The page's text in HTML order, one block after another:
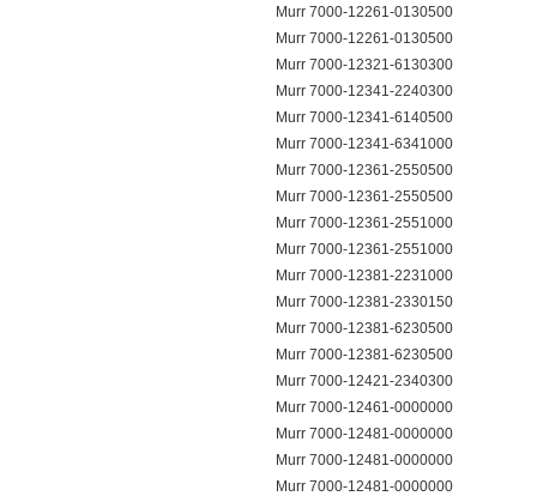
Murr 7000-12261-0130500
Murr 7000-12261-0130500
Murr 7000-12321-6130300
Murr 7000-12341-2240300
Murr 7000-12341-6140500
Murr 7000-12341-6341000
Murr 7000-12361-2550500
Murr 7000-12361-2550500
Murr 7000-12361-2551000
Murr 7000-12361-2551000
Murr 7000-12381-2231000
Murr 7000-12381-2330150
Murr 7000-12381-6230500
Murr 7000-12381-6230500
Murr 7000-12421-2340300
Murr 7000-12461-0000000
Murr 7000-12481-0000000
Murr 7000-12481-0000000
Murr 7000-12481-0000000